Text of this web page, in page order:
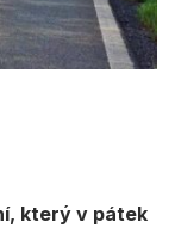
který v pátek